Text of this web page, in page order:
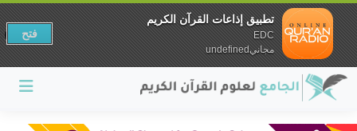
تطبيق إذاعات القرآن الكريم
EDC
مجانيundefined
فتح